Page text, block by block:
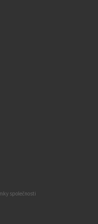
společnosti